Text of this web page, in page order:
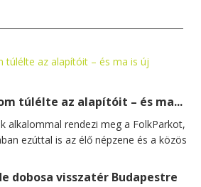
túlélte az alapítóit – és ma...
alkalommal rendezi meg a FolkParkot,
ezúttal is az élő népzene és a közös
dobosa visszatér Budapestre